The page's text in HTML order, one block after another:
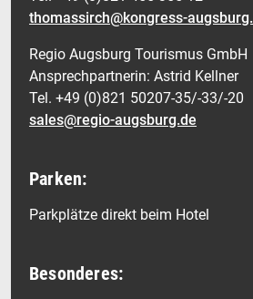
thomassirch@kongress-
Regio Augsburg Tourismus GmbH
Ansprechpartnerin: Astrid Kellner
Tel. +49 (0)821 50207-35/-33/-20
sales@regio-augsburg.de
Parken:
Parkplätze direkt beim Hotel
Besonderes: